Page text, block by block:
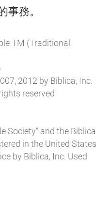
務。
TM (Traditional
2012 by Biblica, Inc.
reserved
Society” and the Biblica
in the United States
by Biblica, Inc. Used